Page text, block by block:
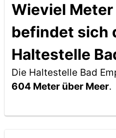
Wieviel
befindet sich
Haltestelle
Die Haltestelle Bad
604 Meter über Meer.